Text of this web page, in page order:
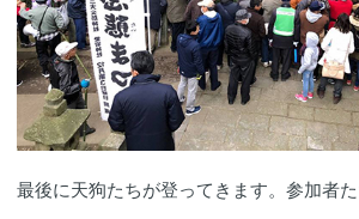
最後に天狗たちが登ってきます。参加者た